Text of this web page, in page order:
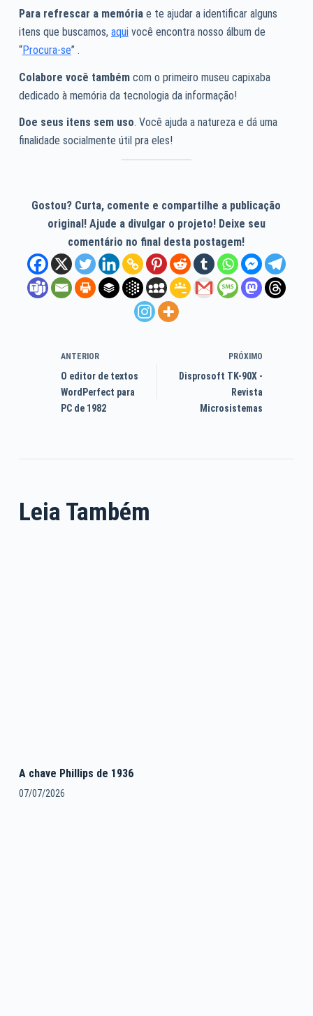
Para refrescar a memóriae te ajudar a identificar alguns
itens que buscamos, aquivocê encontra nosso álbum de
“Procura-se” .
Colabore você tambémcom o primeiro museu capixaba
dedicado à memória da tecnologia da informação!
Doe seus itens sem uso. Você ajuda a natureza e dá uma
finalidade socialmente útil pra eles!
Gostou? Curta, comente e compartilhe a publicação
original! Ajude a divulgar o projeto! Deixe seu
comentário no final desta postagem!
ANTERIOR
O editor de textos
WordPerfect para
PC de 1982
PRÓXIMO
Disprosoft TK-90X -
Revista
Microsistemas
Leia Também
A chave Phillips de 1936
07/07/2026